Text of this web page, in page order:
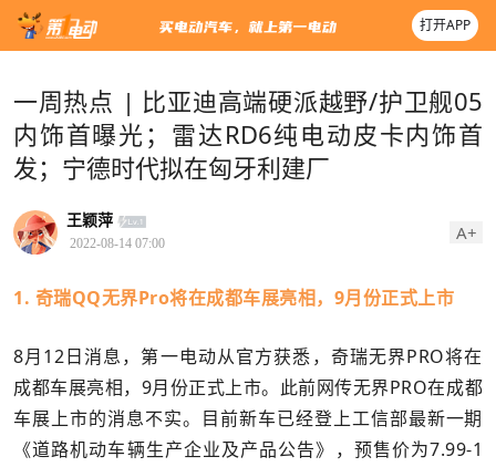
打开APP
一周热点 | 比亚迪高端硬派越野/护卫舰05
内饰首曝光；雷达RD6纯电动皮卡内饰首
发；宁德时代拟在匈牙利建厂
王颖萍
2022-08-14 07:00 A+
1. 奇瑞QQ无界Pro将在成都车展亮相，9月份正式上市
8月12日消息，第一电动从官方获悉，奇瑞无界PRO将在
成都车展亮相，9月份正式上市。此前网传无界PRO在成都
车展上市的消息不实。目前新车已经登上工信部最新一期
《道路机动车辆生产企业及产品公告》，预售价为7.99-1